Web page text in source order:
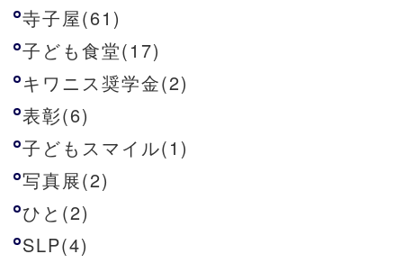
寺子屋(61)
子ども食堂(17)
キワニス奨学金(2)
表彰(6)
子どもスマイル(1)
写真展(2)
ひと(2)
SLP(4)